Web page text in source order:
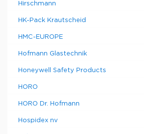
Hirschmann
HK-Pack Krautscheid
HMC-EUROPE
Hofmann Glastechnik
Honeywell Safety Products
HORO
HORO Dr. Hofmann
Hospidex nv